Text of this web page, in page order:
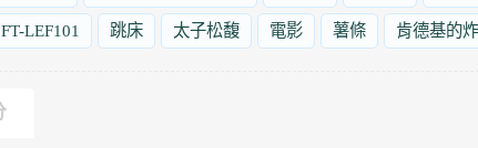
FT-LEF101 跳床 太子松馥 電影 薯條 肯德基的